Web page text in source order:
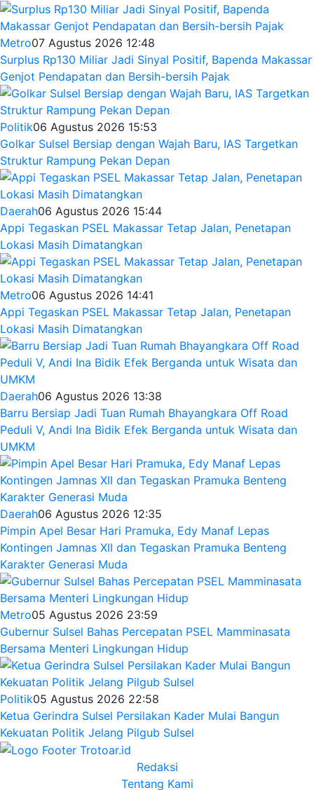
Metro07 Agustus 2026 12:48
Surplus Rp130 Miliar Jadi Sinyal Positif, Bapenda Makassar
Genjot Pendapatan dan Bersih-bersih Pajak
Politik06 Agustus 2026 15:53
Golkar Sulsel Bersiap dengan Wajah Baru, IAS Targetkan
Struktur Rampung Pekan Depan
Daerah06 Agustus 2026 15:44
Appi Tegaskan PSEL Makassar Tetap Jalan, Penetapan
Lokasi Masih Dimatangkan
Metro06 Agustus 2026 14:41
Appi Tegaskan PSEL Makassar Tetap Jalan, Penetapan
Lokasi Masih Dimatangkan
Daerah06 Agustus 2026 13:38
Barru Bersiap Jadi Tuan Rumah Bhayangkara Off Road
Peduli V, Andi Ina Bidik Efek Berganda untuk Wisata dan
UMKM
Daerah06 Agustus 2026 12:35
Pimpin Apel Besar Hari Pramuka, Edy Manaf Lepas
Kontingen Jamnas XII dan Tegaskan Pramuka Benteng
Karakter Generasi Muda
Metro05 Agustus 2026 23:59
Gubernur Sulsel Bahas Percepatan PSEL Mamminasata
Bersama Menteri Lingkungan Hidup
Politik05 Agustus 2026 22:58
Ketua Gerindra Sulsel Persilakan Kader Mulai Bangun
Kekuatan Politik Jelang Pilgub Sulsel
Redaksi
Tentang Kami